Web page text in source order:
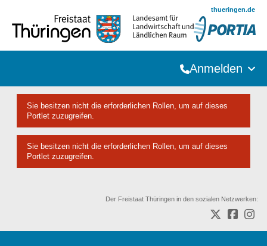
thueringen.de
Anmelden
Sie besitzen nicht die erforderlichen Rollen, um auf dieses
Portlet zuzugreifen.
Sie besitzen nicht die erforderlichen Rollen, um auf dieses
Portlet zuzugreifen.
Der Freistaat Thüringen in den sozialen Netzwerken: